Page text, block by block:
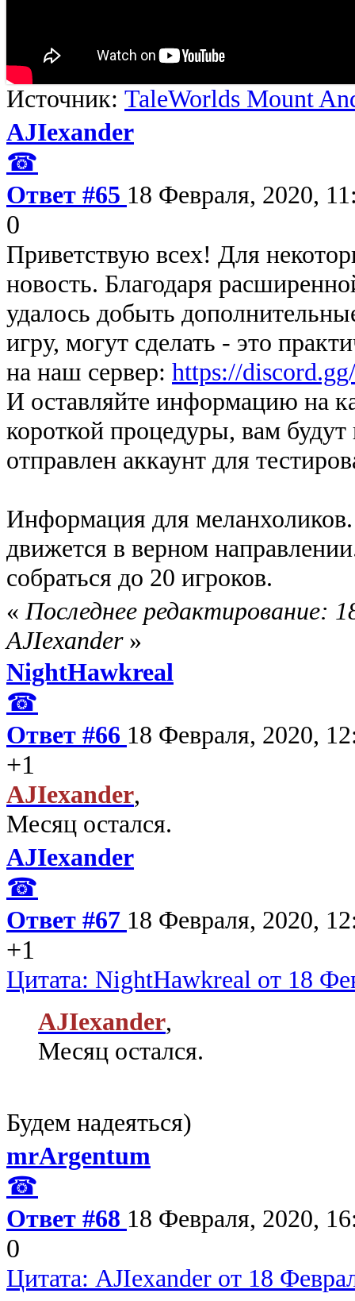
Источник: TaleWorlds Mount
AJIexander
☎
Ответ #65 18 Февраля, 2020,
0
Приветствую всех! Для
новость. Благодаря
удалось добыть
игру, могут сделать - это
на наш сервер: https://
И оставляйте информацию на
короткой процедуры, вам
отправлен аккаунт для
Информация для
движется в верном
собраться до 20 игроков.
« Последнее редактирование:
AJIexander»
NightHawkreal
☎
Ответ #66 18 Февраля, 2020,
+1
AJIexander,
Месяц остался.
AJIexander
☎
Ответ #67 18 Февраля, 2020,
+1
Цитата: NightHawkreal от 18
AJIexander,
Месяц остался.
Будем надеяться)
mrArgentum
☎
Ответ #68 18 Февраля, 2020,
0
Цитата: AJIexander от 18